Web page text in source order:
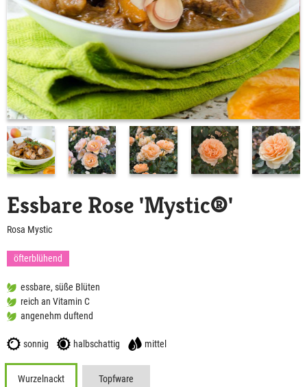
Essbare Rose 'Mystic®'
Rosa Mystic
öfterblühend
essbare, süße Blüten
reich an Vitamin C
angenehm duftend
sonnig halbschattig mittel
Wurzelnackt Topfware